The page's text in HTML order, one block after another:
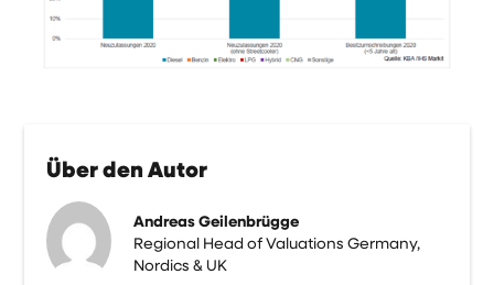
Über den Autor
Andreas Geilenbrügge
Regional Head of Valuations Germany,
Nordics & UK